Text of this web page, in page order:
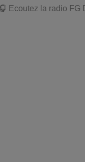
Ecoutez la radio FG